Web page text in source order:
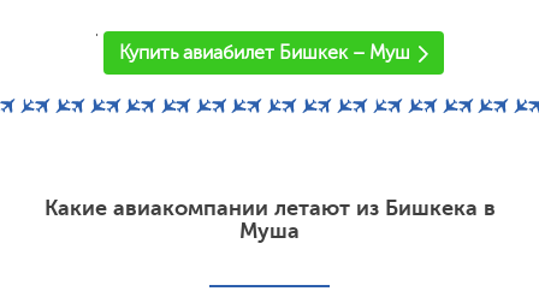
'
Купить авиабилет Бишкек – Муш
Какие авиакомпании летают из Бишкека в
Муша